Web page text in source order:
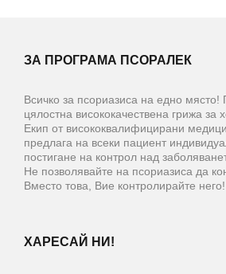
ЗА ПРОГРАМА ПСОРАЛЕК
Всичко за псориазиса на едно
цялостна висококачествена грижа за
Екип от висококвалифицирани
предлага на всеки пациент
постигане на контрол над
Не позволявайте на псориазиса да
Вместо това, Вие контролирайте него!
ХАРЕСАЙ НИ!